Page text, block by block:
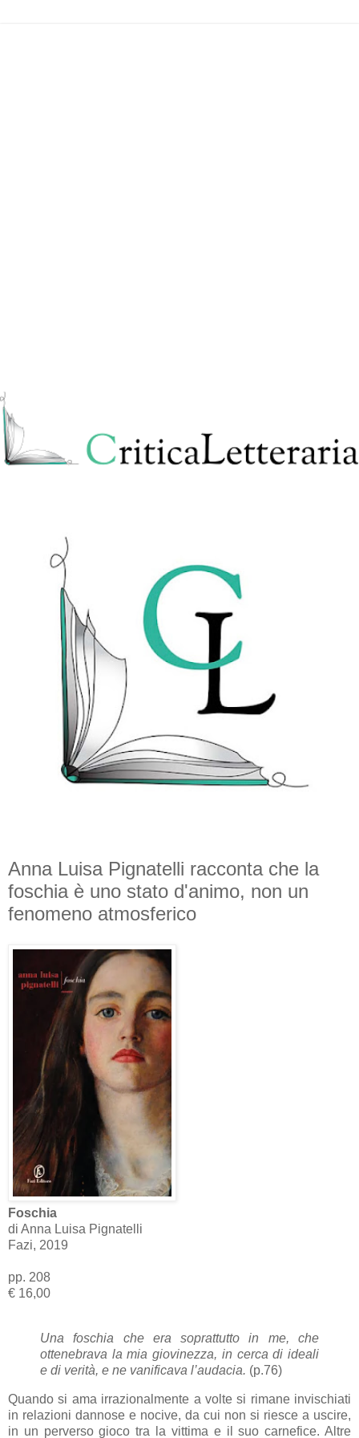
Anna Luisa Pignatelli racconta che la
foschia è uno stato d'animo, non un
fenomeno atmosferico
Foschia
di Anna Luisa Pignatelli
Fazi, 2019
pp. 208
€ 16,00
Una foschia che era soprattutto in me, che
ottenebrava la mia giovinezza, in cerca di ideali
e di verità, e ne vanificava l’audacia. (p.76)
Quando si ama irrazionalmente a volte si rimane invischiati
in relazioni dannose e nocive, da cui non si riesce a uscire,
in un perverso gioco tra la vittima e il suo carnefice. Altre